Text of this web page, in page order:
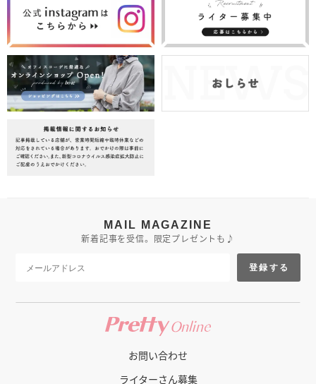
MAIL MAGAZINE
新着記事を受信。限定プレゼントも♪
登録する
お問い合わせ
ライターさん募集